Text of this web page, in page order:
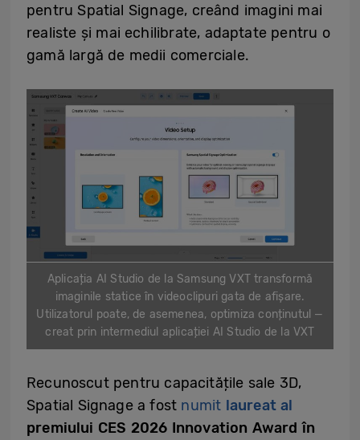
pentru Spatial Signage, creând imagini mai
realiste și mai echilibrate, adaptate pentru o
gamă largă de medii comerciale.
Aplicația AI Studio de la Samsung VXT transformă
imaginile statice în videoclipuri gata de afișare.
Utilizatorul poate, de asemenea, optimiza conținutul —
creat prin intermediul aplicației AI Studio de la VXT
Recunoscut pentru capacitățile sale 3D,
Spatial Signage a fost numit laureat al
premiului CES 2026 Innovation Award în